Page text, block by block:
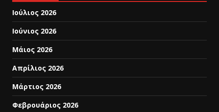
Ιούλιος 2026
Ιούνιος 2026
Μάιος 2026
Απρίλιος 2026
Μάρτιος 2026
Φεβρουάριος 2026